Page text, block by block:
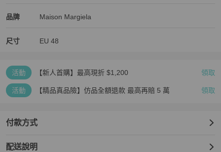
品牌
Maison Margiela精品女裝品牌介紹
Maison Margiela
Maison Margiela推薦清單
尺寸 EU 48
活動 【新人首購】最高現折 $1,200 領取
活動 【精品真品險】仿品全額退款 最高再賠 5 萬 領取
付款方式
配送說明